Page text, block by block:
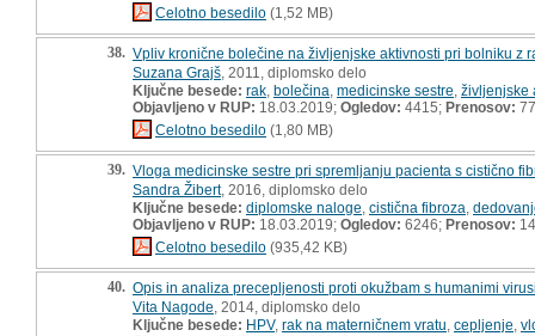
Celotno besedilo (1,52 MB)
38. Vpliv kronične bolečine na življenjske aktivnosti pri bolniku z
Suzana Grajš , 2011, diplomsko delo
Ključne besede: rak bolečina medicinske sestre življenjske
Objavljeno v RUP: 18.03.2019; Ogledov: 4415; Prenosov: 77
Celotno besedilo (1,80 MB)
39. Vloga medicinske sestre pri spremljanju pacienta s cistično
Sandra Žibert, 2016, diplomsko delo
Ključne besede: diplomske naloge cistična fibroza
Objavljeno v RUP: 18.03.2019; Ogledov: 6246; Prenosov:
Celotno besedilo (935,42 KB)
40. Opis in analiza precepljenosti proti okužbam s humanimi
Vita Nagode , 2014, diplomsko delo
Ključne besede: HPV, rak na materničnem vratu cepljenje